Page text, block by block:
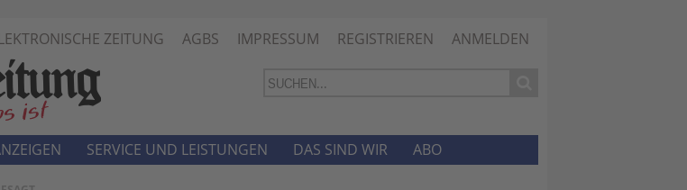
ZEITUNG AGBS IMPRESSUM REGISTRIEREN ANMELDEN
SERVICE UND LEISTUNGEN DAS SIND WIR ABO